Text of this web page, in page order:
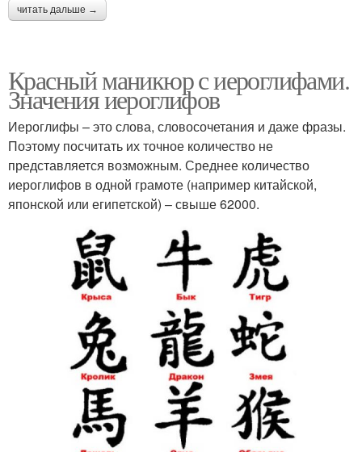
читать дальше →
Красный маникюр с иероглифами.
Значения иероглифов
Иероглифы – это слова, словосочетания и даже фразы.
Поэтому посчитать их точное количество не
представляется возможным. Среднее количество
иероглифов в одной грамоте (например китайской,
японской или египетской) – свыше 62000.